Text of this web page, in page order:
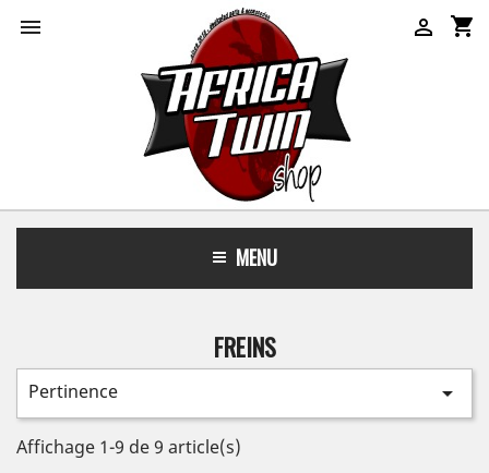
 shopping_cart

MENU
FREINS
Pertinence 
Affichage 1-9 de 9 article(s)